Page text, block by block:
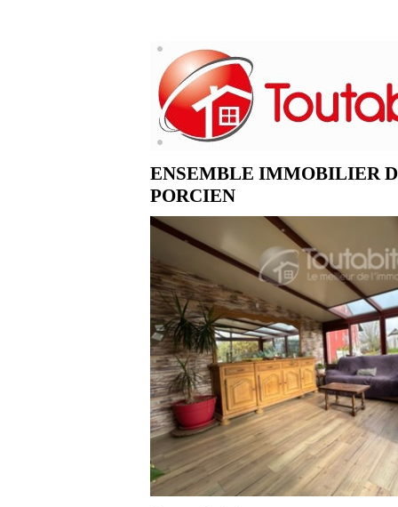
ENSEMBLE IMMOBILIER
PORCIEN